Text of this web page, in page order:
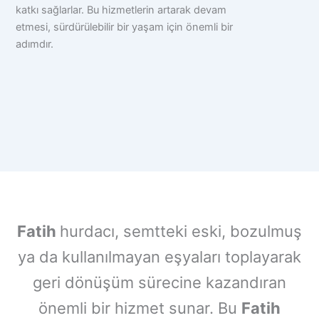
katkı sağlarlar. Bu hizmetlerin artarak devam
etmesi, sürdürülebilir bir yaşam için önemli bir
adımdır.
Fatih hurdacı, semtteki eski, bozulmuş
ya da kullanılmayan eşyaları toplayarak
geri dönüşüm sürecine kazandıran
önemli bir hizmet sunar. Bu Fatih